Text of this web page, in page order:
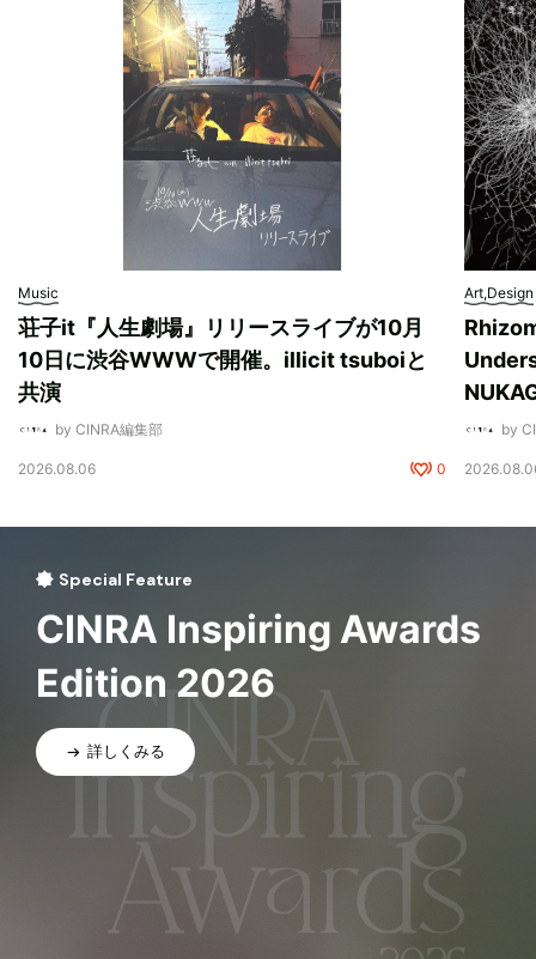
Music
荘子it『人生劇場』リリースライブが10月
10日に渋谷WWWで開催。illicit tsuboiと
共演
by CINRA編集部
2026.08.06 0
Art,Design
by
Special Feature
CINRA Inspiring Awards
Edition 2026
詳しくみる